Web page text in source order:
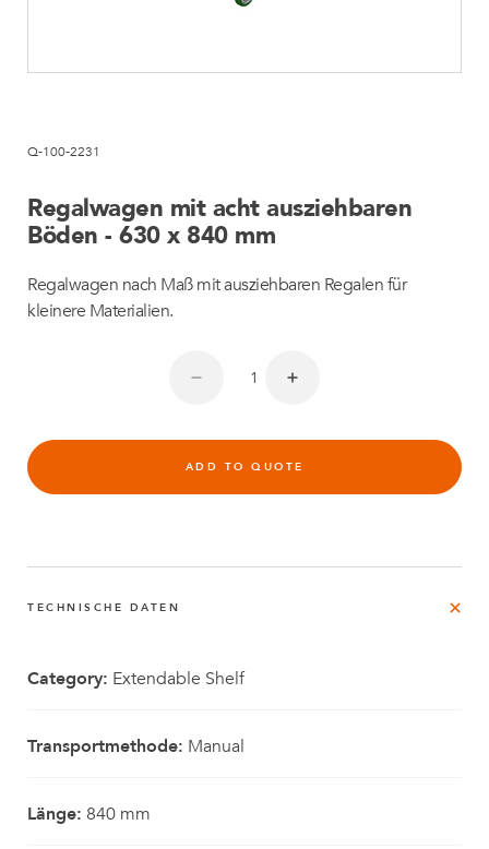
Q-100-2231
Regalwagen mit acht ausziehbaren
Böden - 630 x 840 mm
Regalwagen nach Maß mit ausziehbaren Regalen für
kleinere Materialien.
ADD TO QUOTE
TECHNISCHE DATEN
Category: Extendable Shelf
Transportmethode: Manual
Länge: 840 mm